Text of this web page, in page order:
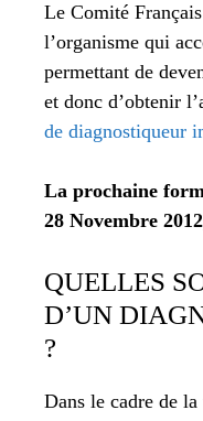
Le Comité
l’organisme qui
permettant de
et donc d’obtenir
de diagnostiqueur
La prochaine
28 Novembre
QUELLES
D’UN
?
Dans le cadre de